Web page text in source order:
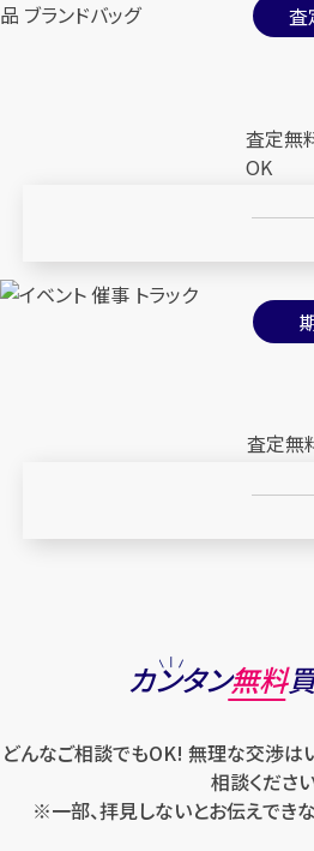
査
査定無
OK
査定無
カンタン無料
どんなご相談でもOK! 無理な交渉は
相談ください
※一部、拝見しないとお伝えでき